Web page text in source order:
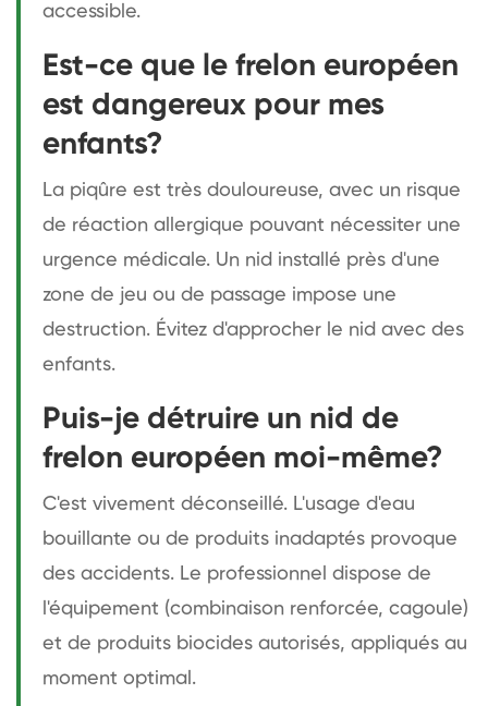
accessible.
Est-ce que le frelon européen
est dangereux pour mes
enfants?
La piqûre est très douloureuse, avec un risque
de réaction allergique pouvant nécessiter une
urgence médicale. Un nid installé près d'une
zone de jeu ou de passage impose une
destruction. Évitez d'approcher le nid avec des
enfants.
Puis-je détruire un nid de
frelon européen moi-même?
C'est vivement déconseillé. L'usage d'eau
bouillante ou de produits inadaptés provoque
des accidents. Le professionnel dispose de
l'équipement (combinaison renforcée, cagoule)
et de produits biocides autorisés, appliqués au
moment optimal.